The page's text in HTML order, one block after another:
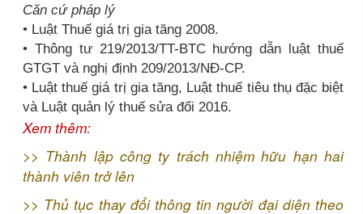
Căn cứ pháp lý
• Luật Thuế giá trị gia tăng 2008.
• Thông tư 219/2013/TT-BTC hướng dẫn luật thuế
GTGT và nghị định 209/2013/NĐ-CP.
• Luật thuế giá trị gia tăng, Luật thuế tiêu thụ đặc biệt
và Luật quản lý thuế sửa đổi 2016.
Xem thêm:
>> Thành lập công ty trách nhiệm hữu hạn hai
thành viên trở lên
>> Thủ tục thay đổi thông tin người đại diện theo